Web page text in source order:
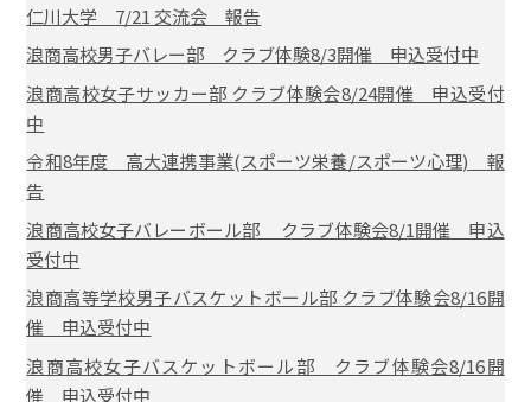
仁川大学 7/21 交流会 報告
浪商高校男子バレー部 クラブ体験8/3開催 申込受付中
浪商高校女子サッカー部 クラブ体験会8/24開催 申込受付
中
令和8年度 高大連携事業(スポーツ栄養/スポーツ心理) 報
告
浪商高校女子バレーボール部 クラブ体験会8/1開催 申込
受付中
浪商高等学校男子バスケットボール部 クラブ体験会8/16開
催 申込受付中
浪商高校女子バスケットボール部 クラブ体験会8/16開
催 申込受付中